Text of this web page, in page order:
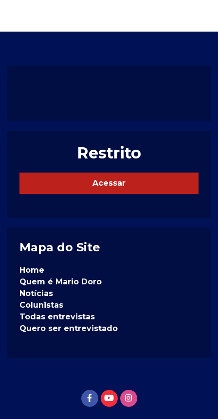
Restrito
Acessar
Mapa do Site
Home
Quem é Mario Doro
Notícias
Colunistas
Todas entrevistas
Quero ser entrevistado